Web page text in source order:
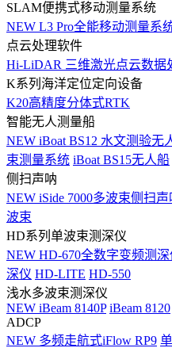
SLAM便携式移动测量系统
NEW L3 Pro全能移动测量系
点云处理软件
Hi-LiDAR 三维激光点云数据
K系列海洋定位定向设备
K20高精度分体式RTK
智能无人测量船
NEW iBoat BS12 水文测验无
束测量系统 iBoat BS15无人船
侧扫声呐
NEW iSide 7000多波束侧扫声
波束
HD系列单波束测深仪
NEW HD-670全数字变频测深
深仪 HD-LITE HD-550
浅水多波束测深仪
NEW iBeam 8140P iBeam 8120
ADCP
NEW 多频走航式iFlow RP9